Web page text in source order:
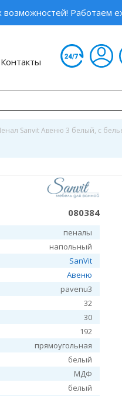
возможностей! Работаем
Контакты
Sanvit Авеню 3 белый, с
080384
пеналы
напольный
SanVit
Авеню
pavenu3
32
30
192
прямоугольная
белый
МДФ
белый